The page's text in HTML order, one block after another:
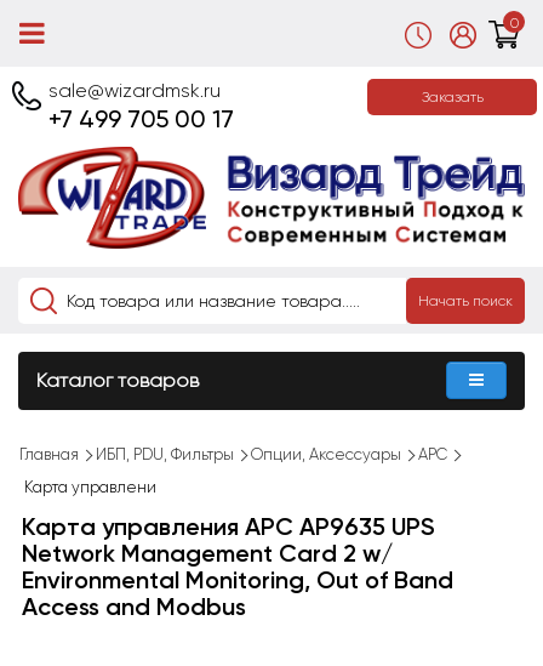
0
sale@wizardmsk.ru
+7 499 705 00 17
Заказать
Начать поиск
Каталог товаров
Главная ИБП, PDU, Фильтры Опции, Аксессуары
APC
Карта управлени
Карта управления APC AP9635 UPS
Network Management Card 2 w/
Environmental Monitoring, Out of Band
Access and Modbus